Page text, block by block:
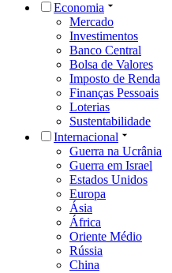
Economia
Mercado
Investimentos
Banco Central
Bolsa de Valores
Imposto de Renda
Finanças Pessoais
Loterias
Sustentabilidade
Internacional
Guerra na Ucrânia
Guerra em Israel
Estados Unidos
Europa
Ásia
África
Oriente Médio
Rússia
China